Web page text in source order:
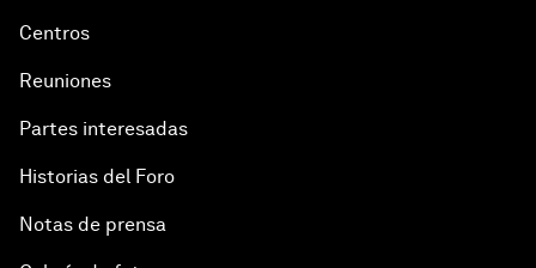
Centros
Reuniones
Partes interesadas
Historias del Foro
Notas de prensa